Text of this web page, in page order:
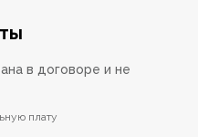
в договоре и не
плату